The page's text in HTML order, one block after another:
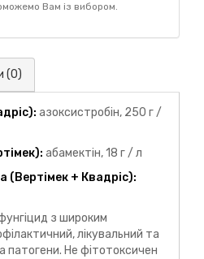
Вам із вибором.
(0)
азоксистробін, 250 г /
абамектін, 18 г / л
+ Квадріс):
з широким
лікувальний та
патогени. Не фітотоксичен